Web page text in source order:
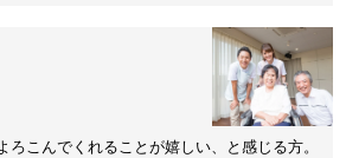
ろこんでくれることが嬉しい、と感じる方。